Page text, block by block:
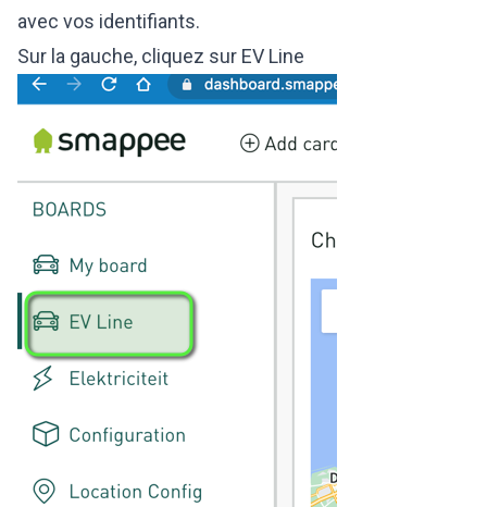
avec vos identifiants.
Sur la gauche, cliquez sur EV Line